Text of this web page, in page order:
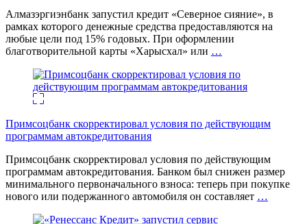
Алмазэргиэнбанк запустил кредит «Северное сияние», в
рамках которого денежные средства предоставляются на
любые цели под 15% годовых. При оформлении
благотворительной карты «Харысхал» или …
Примсоцбанк скорректировал условия по действующим
программам автокредитования
Примсоцбанк скорректировал условия по действующим
программам автокредитования. Банком был снижен размер
минимального первоначального взноса: теперь при покупке
нового или подержанного автомобиля он составляет …